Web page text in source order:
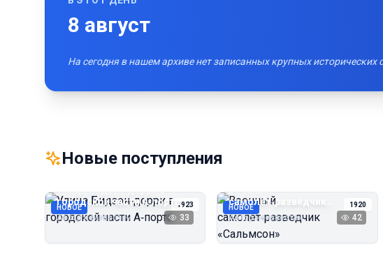
8 август
На сегодня в нашем архиве нет записанных крупных исторических
Новые поступления
НОВОЕ 1923
Улица Бидзэн‑дорри в
городской части А‑порта
Автор неизвестен 33
НОВОЕ 1920
Военный
самолёт‑разведчик
«Сальмсон»
Автор неизвестен 42